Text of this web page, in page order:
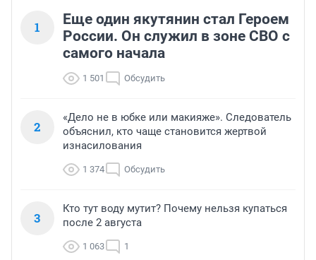
1
Еще один якутянин стал Героем
России. Он служил в зоне СВО с
самого начала
1 501 Обсудить
2
«Дело не в юбке или макияже». Следователь
объяснил, кто чаще становится жертвой
изнасилования
1 374 Обсудить
3
Кто тут воду мутит? Почему нельзя купаться
после 2 августа
1 063 1